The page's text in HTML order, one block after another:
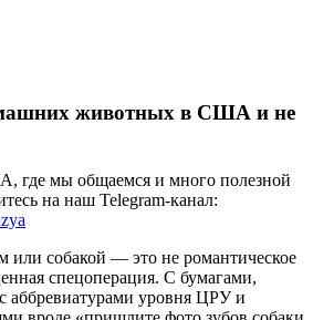
животных в США и не
где мы общаемся и много полезной
на наш Telegram-канал:
собакой — это не романтическое
спецоперация. С бумагами,
аббревиатурами уровня ЦРУ и